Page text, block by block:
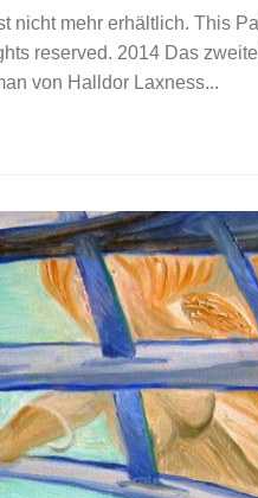
nicht mehr erhältlich. This
reserved. 2014 Das
von Halldor Laxness...